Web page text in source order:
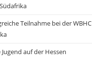
Teilnahme bei der WBHC
Jugend auf der Hessen